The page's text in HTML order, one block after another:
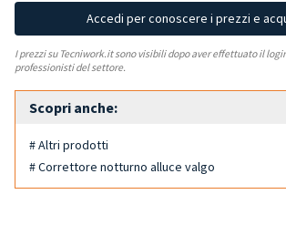
Accedi per conoscere i prezzi e
I prezzi su Tecniwork.it sono visibili dopo aver effettuato il
professionisti del settore.
Scopri anche:
# Altri prodotti
# Correttore notturno alluce valgo